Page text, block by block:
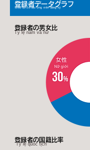
登録者データグラフ
Biểu đồ số liệu ứng viên đăng ký
登録者の男女比
Tỷ lệ nam và nữ
登録者の国籍比率
Tỷ lệ quốc tịch